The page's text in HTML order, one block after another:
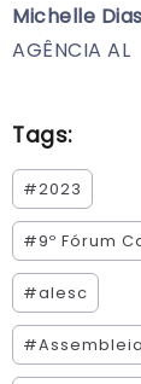
Michelle Dias
AGÊNCIA AL
Tags:
#2023
#9º Fórum
#alesc